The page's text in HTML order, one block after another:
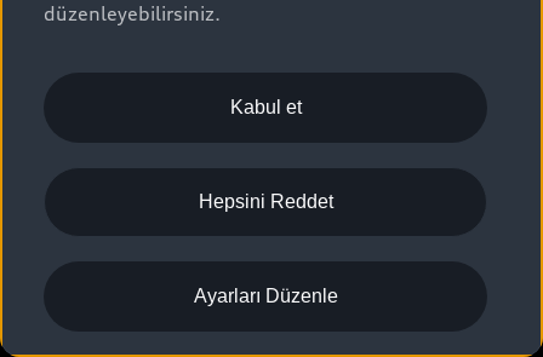
RS 3 Sedan
düzenleyebilirsiniz.
Kabul et
Hepsini Reddet
Ayarları Düzenle